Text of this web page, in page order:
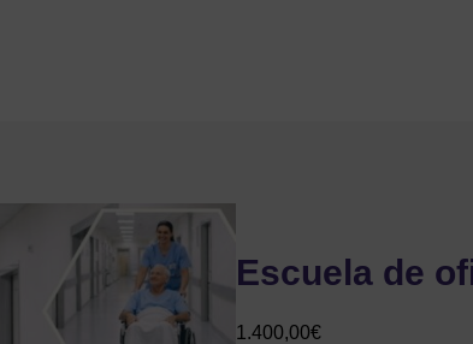
Escuela de
1.400,00€